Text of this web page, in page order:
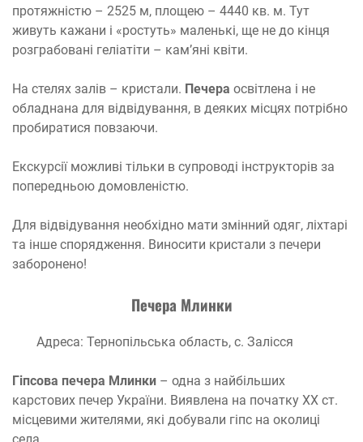
протяжністю – 2525 м, площею – 4440 кв. м. Тут
живуть кажани і «ростуть» маленькі, ще не до кінця
розграбовані геліатіти – кам’яні квіти.
На стелях залів – кристали. Печера освітлена і не
обладнана для відвідування, в деяких місцях потрібно
пробиратися повзаючи.
Екскурсії можливі тільки в супроводі інструкторів за
попередньою домовленістю.
Для відвідування необхідно мати змінний одяг, ліхтарі
та інше спорядження. Виносити кристали з печери
заборонено!
Печера Млинки
Адреса: Тернопільська область, с. Залісся
Гіпсова печера Млинки – одна з найбільших
карстових печер України. Виявлена на початку XX ст.
місцевими жителями, які добували гіпс на околиці
села.